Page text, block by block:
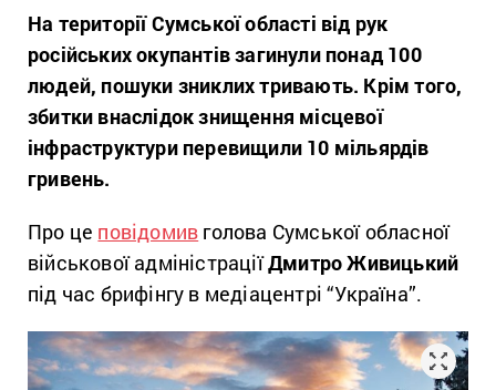
На території Сумської області від рук
російських окупантів загинули понад 100
людей, пошуки зниклих тривають. Крім того,
збитки внаслідок знищення місцевої
інфраструктури перевищили 10 мільярдів
гривень.
Про це повідомив голова Сумської обласної
військової адміністраціїДмитро Живицький
під час брифінгу в медіацентрі “Україна”.